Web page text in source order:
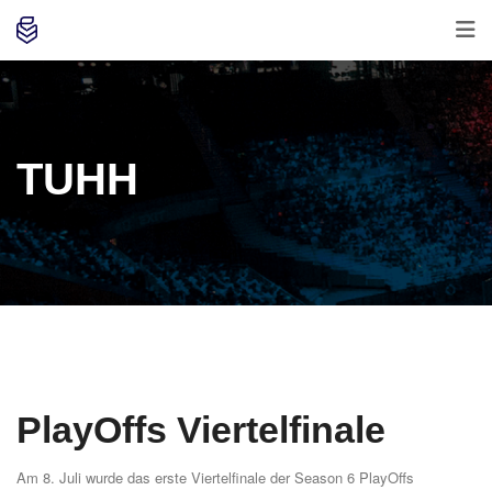
TUHH
PlayOffs Viertelfinale
Am 8. Juli wurde das erste Viertelfinale der Season 6 PlayOffs